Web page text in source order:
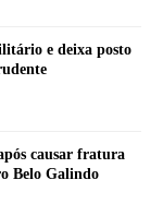
e deixa posto
causar fratura
Belo Galindo